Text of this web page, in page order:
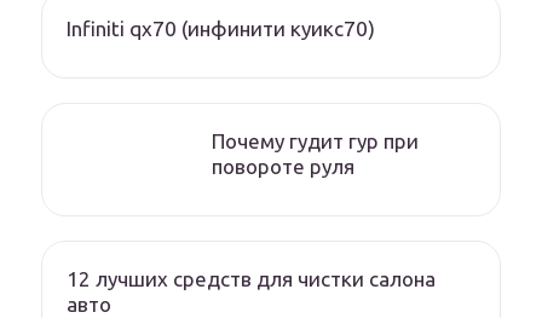
Infiniti qx70 (инфинити куикс70)
Почему гудит гур при
повороте руля
12 лучших средств для чистки салона
авто